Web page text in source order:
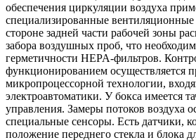
обеспечения циркуляции воздуха
специализированные вентиляционные
стороне задней части рабочей зоны
забора воздушных проб, что
герметичности HEPA-фильтров.
функционированием осуществляется
микропроцессорной технологии,
электроавтоматики. У бокса имеется
управления. Замеры потоков воздуха
специальные сенсоры. Есть датчики,
положение переднего стекла и блока